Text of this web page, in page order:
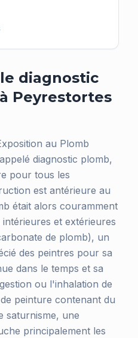
diagnostic
Peyrestortes
au Plomb
diagnostic plomb,
pour tous les
est antérieure au
était alors couramment
et extérieures
de plomb), un
des peintres pour sa
dans le temps et sa
ou l'inhalation de
peinture contenant du
saturnisme, une
principalement les